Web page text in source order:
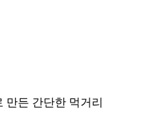
만든 간단한 먹거리